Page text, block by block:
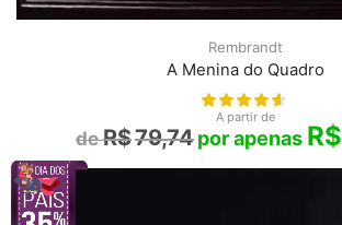
Rembrandt
A Menina do Quadro
A partir de
R$79,74 R$